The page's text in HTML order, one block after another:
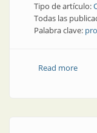
Tipo de artículo:
Todas las
Palabra clave:
Read more